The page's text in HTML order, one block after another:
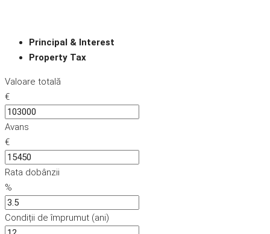
Principal & Interest
Property Tax
Valoare totală
€
Avans
€
Rata dobânzii
%
Condiții de împrumut (ani)